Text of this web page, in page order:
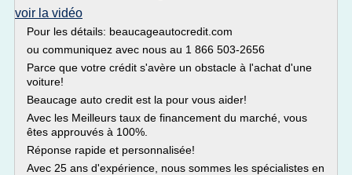
voir la vidéo
Pour les détails: beaucageautocredit.com
ou communiquez avec nous au 1 866 503-2656
Parce que votre crédit s'avère un obstacle à l'achat d'une
voiture!
Beaucage auto credit est la pour vous aider!
Avec les Meilleurs taux de financement du marché, vous
êtes approuvés à 100%.
Réponse rapide et personnalisée!
Avec 25 ans d'expérience, nous sommes les spécialistes en